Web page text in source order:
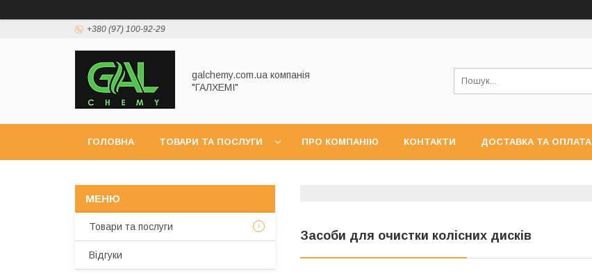
+380 (97) 100-92-29
galchemy.com.ua компанія
"ГАЛХЕМІ"
ГОЛОВНА ТОВАРИ ТА ПОСЛУГИ ПРО КОМПАНІЮ КОНТАКТИ ДОСТАВКА ТА ОПЛАТА
Засоби для очистки колісних дисків
Товари та послуги
Відгуки